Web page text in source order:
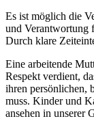
Es ist möglich die
und Verantwortung
Durch klare
Eine arbeitende
Respekt verdient,
ihren persönlichen,
muss. Kinder und
ansehen in unserer